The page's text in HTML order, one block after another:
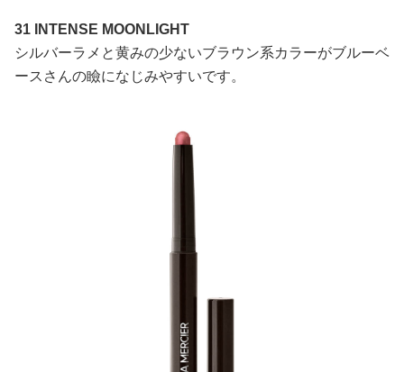
31 INTENSE MOONLIGHT
シルバーラメと黄みの少ないブラウン系カラーがブルーベ
ースさんの瞼になじみやすいです。